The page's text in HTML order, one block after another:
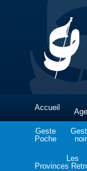
Accueil
Geste
Poche
noir
Les
Provinces